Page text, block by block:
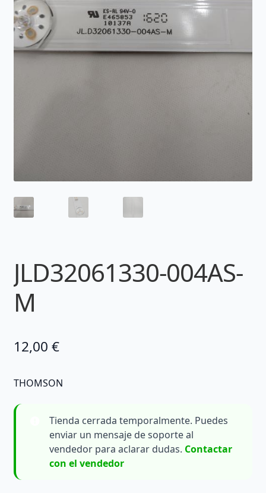
JLD32061330-004AS-
M
12,00 €
THOMSON
Tienda cerrada temporalmente. Puedes
enviar un mensaje de soporte al
vendedor para aclarar dudas. Contactar
con el vendedor